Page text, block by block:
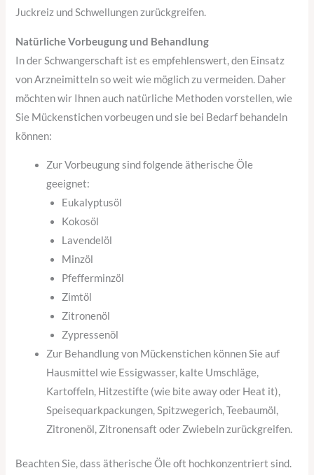
Juckreiz und Schwellungen zurückgreifen.
Natürliche Vorbeugung und Behandlung
In der Schwangerschaft ist es empfehlenswert, den Einsatz
von Arzneimitteln so weit wie möglich zu vermeiden. Daher
möchten wir Ihnen auch natürliche Methoden vorstellen, wie
Sie Mückenstichen vorbeugen und sie bei Bedarf behandeln
können:
Zur Vorbeugung sind folgende ätherische Öle
geeignet:
Eukalyptusöl
Kokosöl
Lavendelöl
Minzöl
Pfefferminzöl
Zimtöl
Zitronenöl
Zypressenöl
Zur Behandlung von Mückenstichen können Sie auf
Hausmittel wie Essigwasser, kalte Umschläge,
Kartoffeln, Hitzestifte (wie bite away oder Heat it),
Speisequarkpackungen, Spitzwegerich, Teebaumöl,
Zitronenöl, Zitronensaft oder Zwiebeln zurückgreifen.
Beachten Sie, dass ätherische Öle oft hochkonzentriert sind.